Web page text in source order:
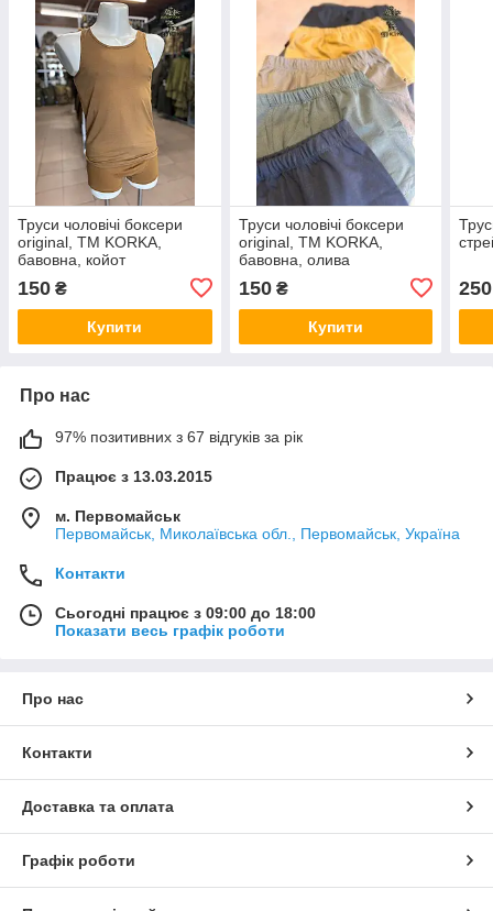
Труси чоловічі боксери
original, TM KORKA,
бавовна, койот
150 ₴
Купити
Труси чоловічі боксери
original, TM KORKA,
бавовна, олива
150₴
Купити
250
Про нас
97% позитивних з 67 відгуків за рік
Працює з 13.03.2015
м. Первомайськ
Первомайськ, Миколаївська обл., Первомайськ, Україна
Контакти
Сьогодні працює з 09:00 до 18:00
Показати весь графік роботи
Про нас
Контакти
Доставка та оплата
Графік роботи